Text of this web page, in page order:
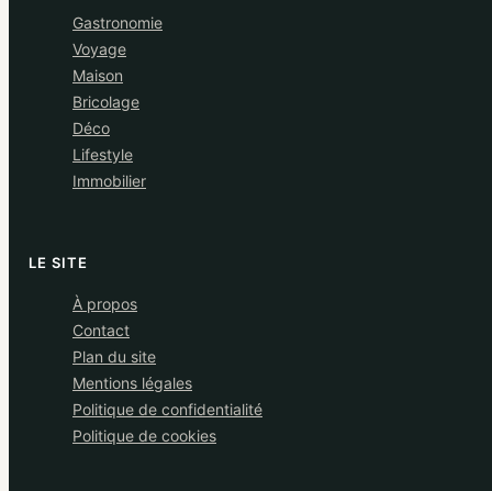
Gastronomie
Voyage
Maison
Bricolage
Déco
Lifestyle
Immobilier
LE SITE
À propos
Contact
Plan du site
Mentions légales
Politique de confidentialité
Politique de cookies